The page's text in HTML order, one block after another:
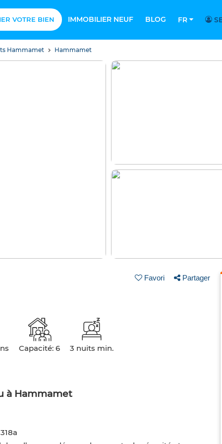
VOTRE BIEN IMMOBILIER NEUF BLOG FR
Hammamet Hammamet
Favori Partager
Capacité: 6 3 nuits min.
à Hammamet